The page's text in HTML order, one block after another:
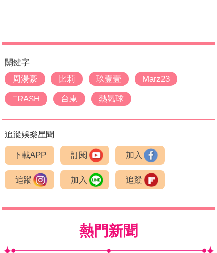
關鍵字
周湯豪
比莉 玖壹壹 Marz23
TRASH 台東 熱氣球
追蹤娛樂星聞
下載APP 訂閱 加入
追蹤 加入 追蹤
熱門新聞